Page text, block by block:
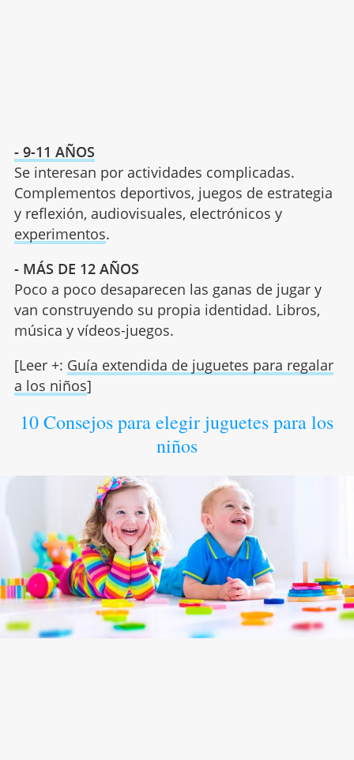
- 9-11 AÑOS
Se interesan por actividades complicadas.
Complementos deportivos, juegos de estrategia
y reflexión, audiovisuales, electrónicos y
experimentos.
- MÁS DE 12 AÑOS
Poco a poco desaparecen las ganas de jugar y
van construyendo su propia identidad. Libros,
música y vídeos-juegos.
[Leer +: Guía extendida de juguetes para regalar
a los niños]
10 Consejos para elegir juguetes para los
niños